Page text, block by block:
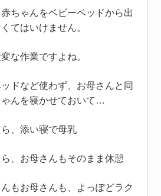
ちゃんをベビーベッドから出
てはいけません。
な作業ですよね。
ドなど使わず、お母さんと同
んを寝かせておいて…
、添い寝で母乳
、お母さんもそのまま休憩
もお母さんも、よっぽどラク